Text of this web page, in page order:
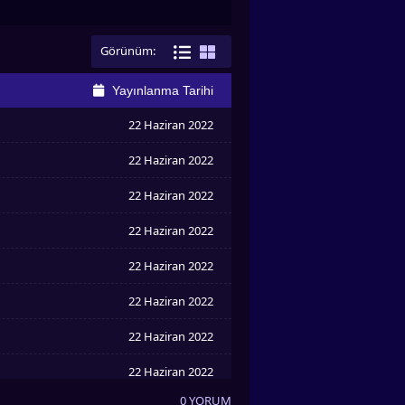
Görünüm:
Yayınlanma Tarihi
22 Haziran 2022
22 Haziran 2022
22 Haziran 2022
22 Haziran 2022
22 Haziran 2022
22 Haziran 2022
22 Haziran 2022
22 Haziran 2022
0 YORUM